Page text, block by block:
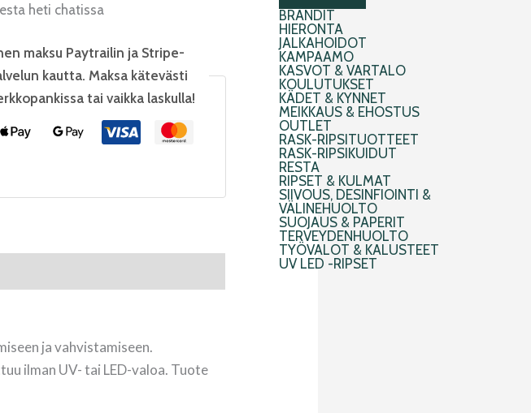
heti chatissa
maksu Paytrailin ja Stripe-
kautta. Maksa kätevästi
tai vaikka laskulla!
ja vahvistamiseen.
ilman UV- tai LED-valoa. Tuote
BRÄNDIT
HIERONTA
JALKAHOIDOT
KAMPAAMO
KASVOT & VARTALO
KOULUTUKSET
KÄDET & KYNNET
MEIKKAUS & EHOSTUS
OUTLET
RASK-RIPSITUOTTEET
RASK-RIPSIKUIDUT
RESTA
RIPSET & KULMAT
SIIVOUS, DESINFIOINTI &
VÄLINEHUOLTO
SUOJAUS & PAPERIT
TERVEYDENHUOLTO
TYÖVALOT & KALUSTEET
UV LED -RIPSET